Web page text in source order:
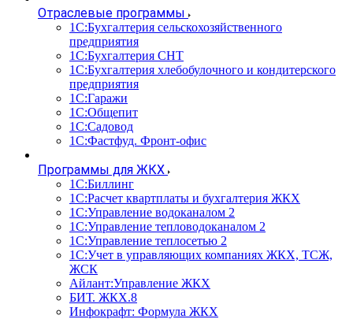
Отраслевые программы
1С:Бухгалтерия сельскохозяйственного
предприятия
1С:Бухгалтерия СНТ
1С:Бухгалтерия хлебобулочного и кондитерского
предприятия
1С:Гаражи
1С:Общепит
1С:Садовод
1С:Фастфуд. Фронт-офис
Программы для ЖКХ
1С:Биллинг
1С:Расчет квартплаты и бухгалтерия ЖКХ
1С:Управление водоканалом 2
1С:Управление тепловодоканалом 2
1С:Управление теплосетью 2
1С:Учет в управляющих компаниях ЖКХ, ТСЖ,
ЖСК
Айлант:Управление ЖКХ
БИТ. ЖКХ.8
Инфокрафт: Формула ЖКХ